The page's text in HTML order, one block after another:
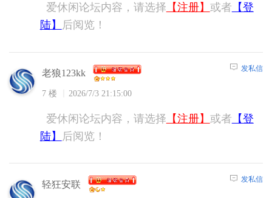
爱休闲论坛内容，请选择 【注册】 或者 【登
陆】
后阅览！
老狼123kk
7 楼 2026/7/3 21:15:00
发私信
爱休闲论坛内容，请选择 【注册】 或者 【登
陆】
后阅览！
轻狂安联 发私信